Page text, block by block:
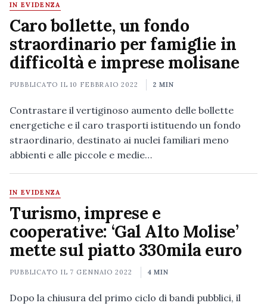
IN EVIDENZA
Caro bollette, un fondo
straordinario per famiglie in
difficoltà e imprese molisane
PUBBLICATO IL10 FEBBRAIO 2022 2 MIN
Contrastare il vertiginoso aumento delle bollette
energetiche e il caro trasporti istituendo un fondo
straordinario, destinato ai nuclei familiari meno
abbienti e alle piccole e medie…
IN EVIDENZA
Turismo, imprese e
cooperative: ‘Gal Alto Molise’
mette sul piatto 330mila euro
PUBBLICATO IL 7 GENNAIO 2022 4 MIN
Dopo la chiusura del primo ciclo di bandi pubblici, il